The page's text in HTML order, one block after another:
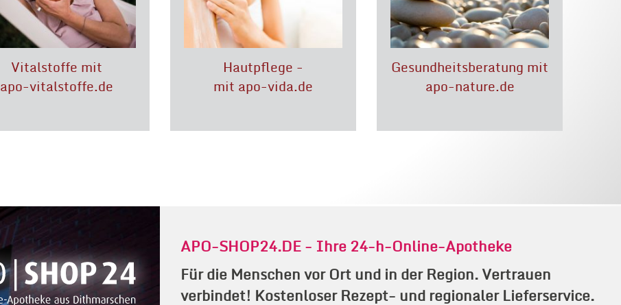
Vitalstoffe mit
apo-vitalstoffe.de
Hautpflege -
mit apo-vida.de
Gesundheits­beratung mit
apo-nature.de
APO-SHOP24.DE - Ihre 24-h-Online-Apotheke
Für die Menschen vor Ort und in der Region. Vertrauen
verbindet! Kostenloser Rezept- und regionaler Lieferservice.